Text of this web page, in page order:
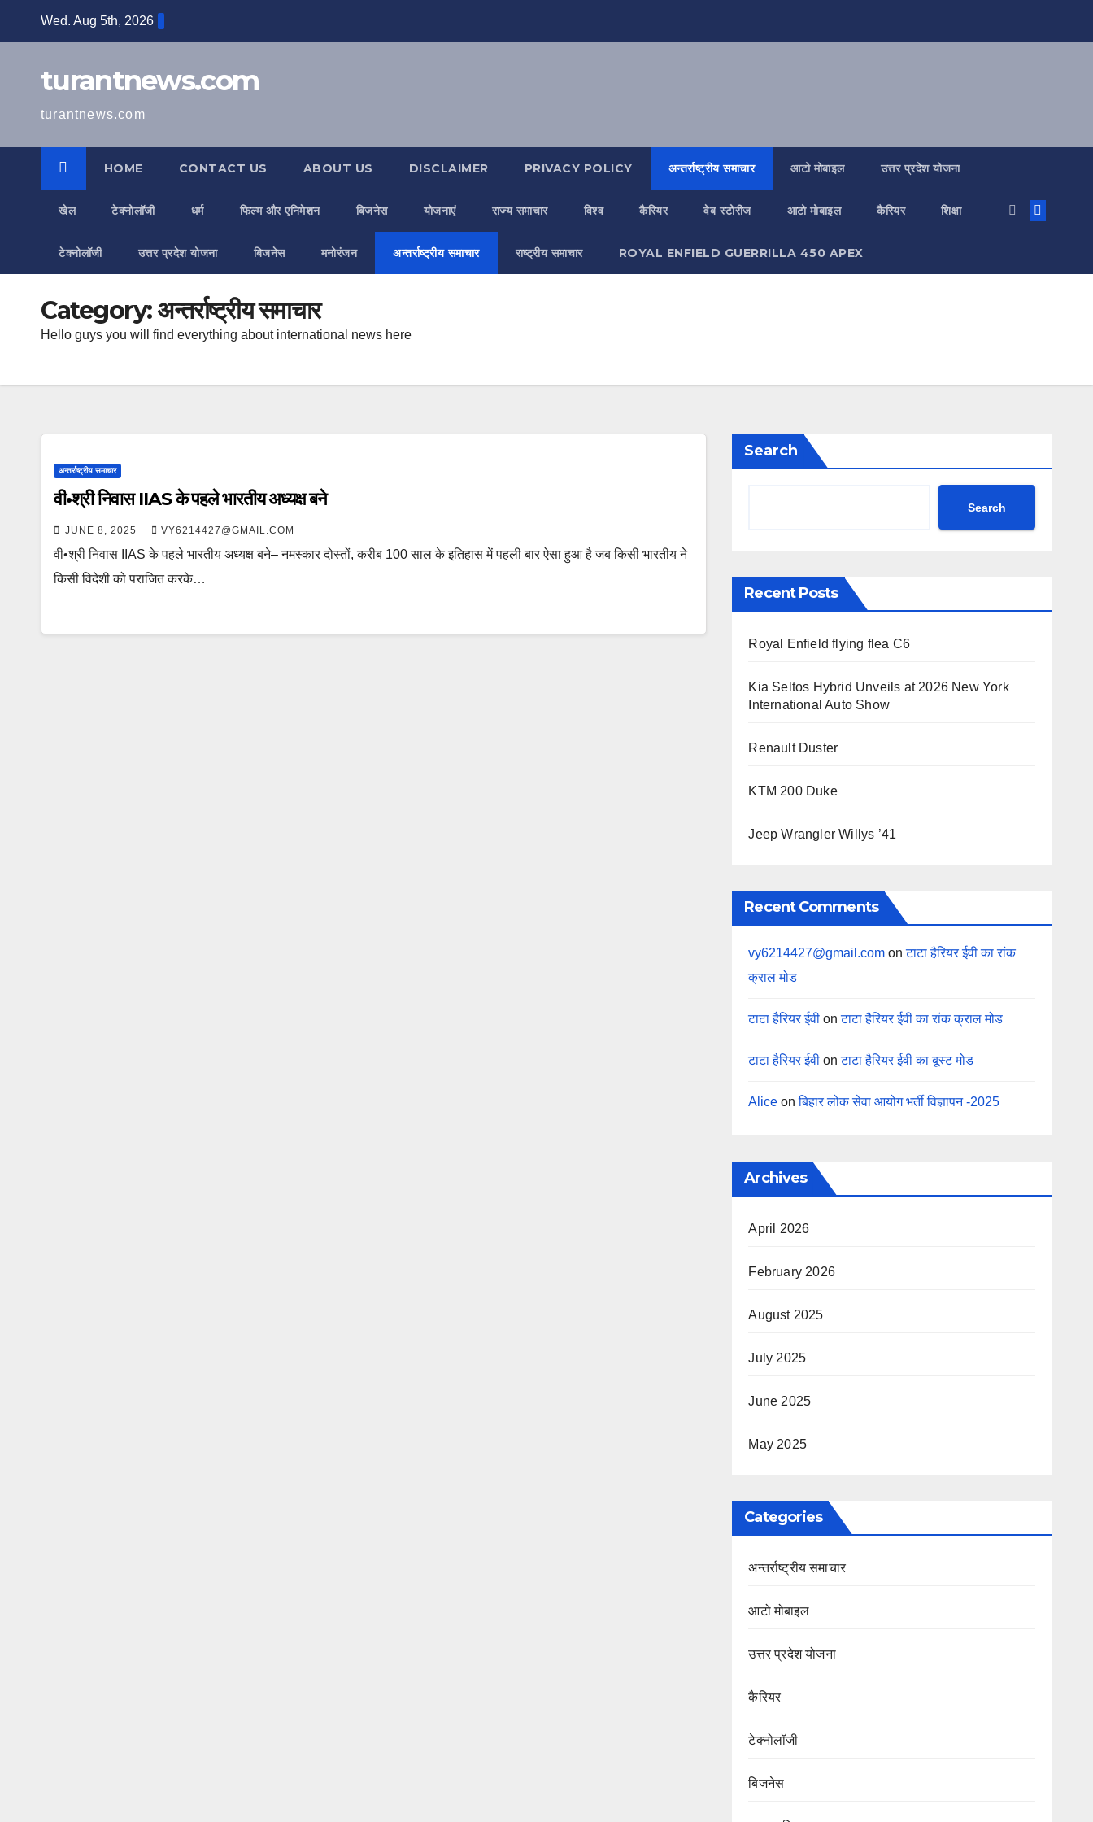
Wed. Aug 5th, 2026
turantnews.com
turantnews.com
HOME CONTACT US ABOUT US DISCLAIMER PRIVACY POLICY अन्तर्राष्ट्रीय समाचार आटो मोबाइल उत्तर प्रदेश योजना
खेल टेक्नोलॉजी धर्म फिल्म और एनिमेशन बिजनेस योजनाएं राज्य समाचार विश्व कैरियर वेब स्टोरीज आटो मोबाइल कैरियर शिक्षा
टेक्नोलॉजी उत्तर प्रदेश योजना बिजनेस मनोरंजन अन्तर्राष्ट्रीय समाचार राष्ट्रीय समाचार ROYAL ENFIELD GUERRILLA 450 APEX
Category:अन्तर्राष्ट्रीय समाचार
Hello guys you will find everything about international news here
अन्तर्राष्ट्रीय समाचार
वी•श्री निवास IIAS के पहले भारतीय अध्यक्ष बने
JUNE 8, 2025 VY6214427@GMAIL.COM
वी•श्री निवास IIAS के पहले भारतीय अध्यक्ष बने– नमस्कार दोस्तों, करीब 100 साल के इतिहास में पहली बार ऐसा हुआ है जब किसी भारतीय ने
किसी विदेशी को पराजित करके…
Search
Search
Recent Posts
Royal Enfield flying flea C6
Kia Seltos Hybrid Unveils at 2026 New York
International Auto Show
Renault Duster
KTM 200 Duke
Jeep Wrangler Willys ’41
Recent Comments
vy6214427@gmail.com onटाटा हैरियर ईवी का रांक
क्राल मोड
टाटा हैरियर ईवी onटाटा हैरियर ईवी का रांक क्राल मोड
टाटा हैरियर ईवी onटाटा हैरियर ईवी का बूस्ट मोड
Alice onबिहार लोक सेवा आयोग भर्ती विज्ञापन -2025
Archives
April 2026
February 2026
August 2025
July 2025
June 2025
May 2025
Categories
अन्तर्राष्ट्रीय समाचार
आटो मोबाइल
उत्तर प्रदेश योजना
कैरियर
टेक्नोलॉजी
बिजनेस